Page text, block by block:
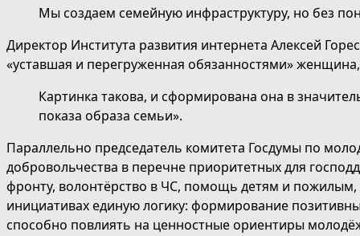
Мы создаем семейную инфраструктуру, но без
Директор Института развития интернета Алексей
«уставшая и перегруженная обязанностями»
Картинка такова, и сформирована она в
показа образа семьи».
Параллельно председатель комитета Госдумы по
добровольчества в перечне приоритетных для
фронту, волонтёрство в ЧС, помощь детям и пожилым,
инициативах единую логику: формирование
способно повлиять на ценностные ориентиры